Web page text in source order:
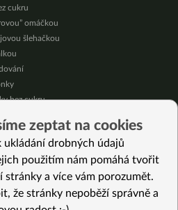
cukru
omáčkou
šlehačkou
bez cukru
zeptat na cookies
ukládání drobných údajů
použitím nám pomáhá tvořit
stránky a více vám porozumět.
že stránky nepoběží správně a